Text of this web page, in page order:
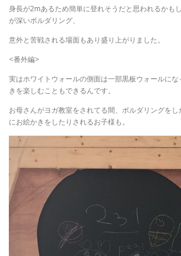
身長が2mあるため簡単に登れそうだと思われるかも
が深いボルダリング、
意外と苦戦される場面もあり盛り上がりました。
<番外編>
実はホワイトウォールの側面は一部黒板ウォールに
きを楽しむこともできるんです。
お母さんがヨガ教室をされてる間、ボルダリングを
にお絵かきをしたりされるお子様も。